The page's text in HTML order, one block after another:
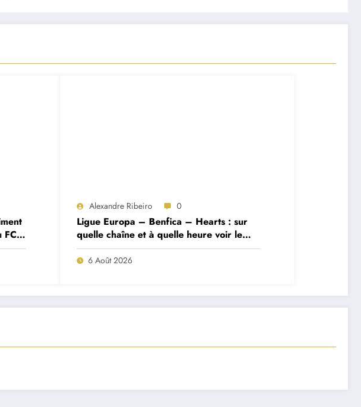
FC
Alexandre Ribeiro 0
Ligue Europa – Benfica – Hearts : sur
quelle chaîne et à quelle heure voir le
match ?
6 Août 2026